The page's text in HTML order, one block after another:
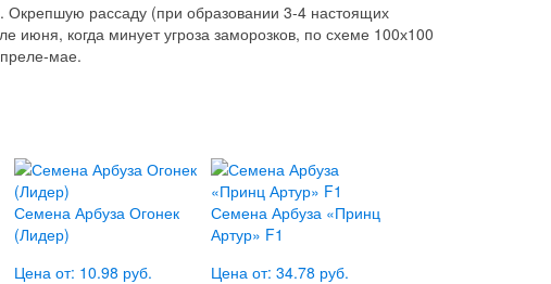
рассаду (при образовании 3-4 настоящих
июня, когда минует угроза заморозков, по схеме 100х100
мае.
Семена Арбуза Огонек
(Лидер)
Цена от: 10.98 руб.
Семена Арбуза «Принц
Артур» F1
Цена от: 34.78 руб.